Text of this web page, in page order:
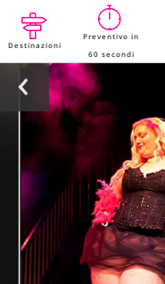
Destinazioni
Preventivo in
60 secondi